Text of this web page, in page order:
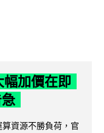
加價在即
資源不勝負荷，官